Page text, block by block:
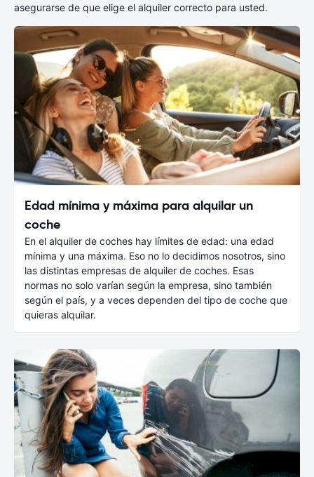
asegurarse de que elige el alquiler correcto para usted.
Edad mínima y máxima para alquilar un
coche
En el alquiler de coches hay límites de edad: una edad
mínima y una máxima. Eso no lo decidimos nosotros, sino
las distintas empresas de alquiler de coches. Esas
normas no solo varían según la empresa, sino también
según el país, y a veces dependen del tipo de coche que
quieras alquilar.